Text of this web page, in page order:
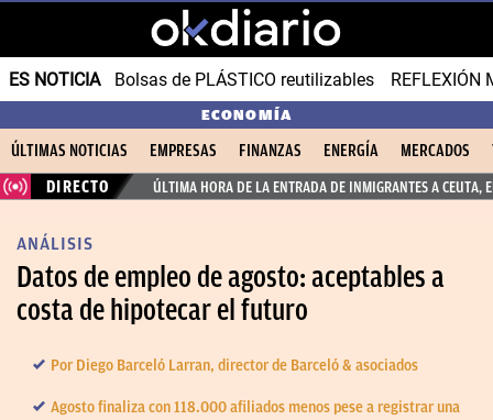
ES NOTICIA Bolsas de PLÁSTICO reutilizables REFLEXIÓN
ECONOMÍA
ÚLTIMAS NOTICIAS EMPRESAS FINANZAS ENERGÍA MERCADOS
DIRECTO
ÚLTIMA HORA DE LA ENTRADA DE INMIGRANTES A CEUTA,
ANÁLISIS
Datos de empleo de agosto: aceptables a
costa de hipotecar el futuro
Por Diego Barceló Larran, director de Barceló & asociados
Agosto finaliza con 118.000 afiliados menos pese a registrar una